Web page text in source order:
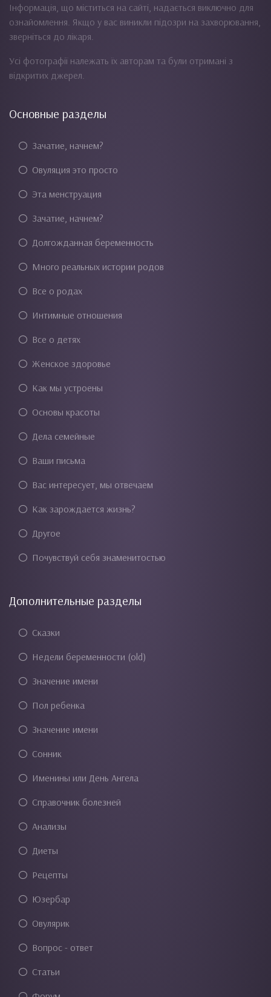
Інформація, що міститься на сайті, надається виключно для
ознайомлення. Якщо у вас виникли підозри на захворювання,
зверніться до лікаря.
Усі фотографії належать їх авторам та були отримані з
відкритих джерел.
Основные разделы
Зачатие, начнем?
Овуляция это просто
Эта менструация
Зачатие, начнем?
Долгожданная беременность
Много реальных истории родов
Все о родах
Интимные отношения
Все о детях
Женское здоровье
Как мы устроены
Основы красоты
Дела семейные
Ваши письма
Вас интересует, мы отвечаем
Как зарождается жизнь?
Другое
Почувствуй себя знаменитостью
Дополнительные разделы
Сказки
Недели беременности (old)
Значение имени
Пол ребенка
Значение имени
Сонник
Именины или День Ангела
Справочник болезней
Анализы
Диеты
Рецепты
Юзербар
Овулярик
Вопрос - ответ
Статьи